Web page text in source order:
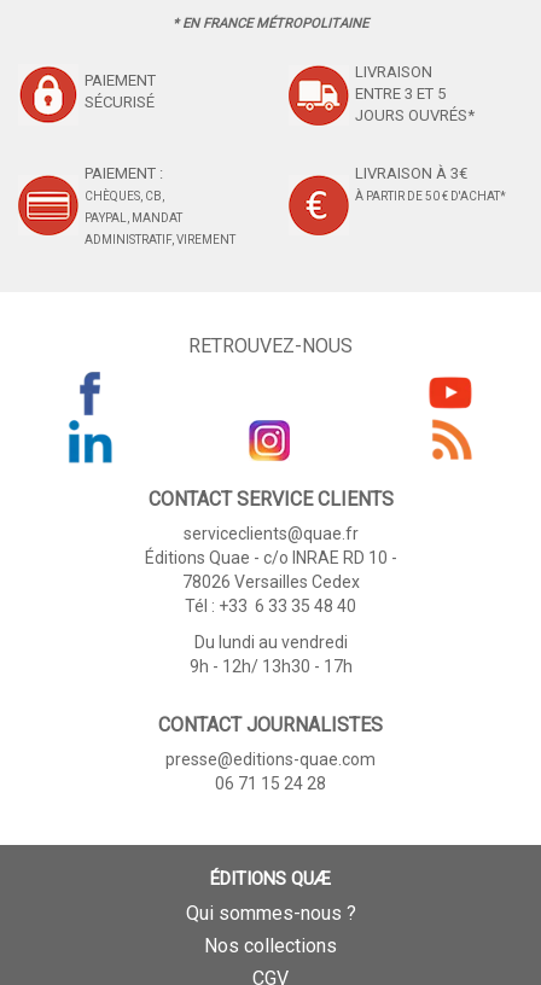
* EN FRANCE MÉTROPOLITAINE
PAIEMENT
SÉCURISÉ
LIVRAISON
ENTRE 3 ET 5
JOURS OUVRÉS*
PAIEMENT :
CHÈQUES, CB,
PAYPAL, MANDAT
ADMINISTRATIF, VIREMENT
LIVRAISON À 3€
À PARTIR DE 50 € D'ACHAT*
RETROUVEZ-NOUS
CONTACT SERVICE CLIENTS
serviceclients@quae.fr
Éditions Quae - c/o INRAE RD 10 -
78026 Versailles Cedex
Tél : +33 6 33 35 48 40
Du lundi au vendredi
9h - 12h/ 13h30 - 17h
CONTACT JOURNALISTES
presse@editions-quae.com
06 71 15 24 28
ÉDITIONS QUÆ
Qui sommes-nous ?
Nos collections
CGV